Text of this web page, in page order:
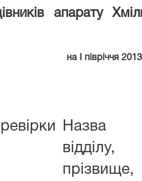
апарату
на І півріччя
Назва
відділу,
прізвище,